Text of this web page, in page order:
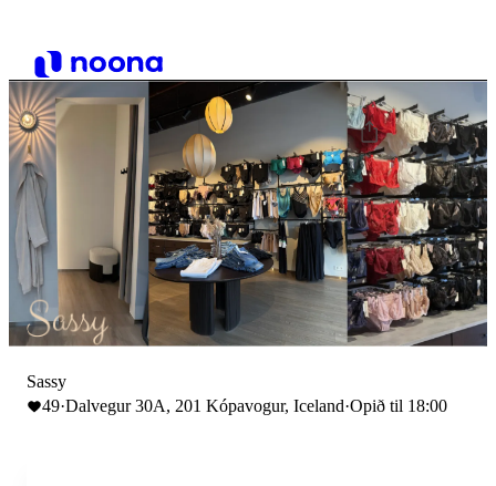
Sassy
49·Dalvegur 30A, 201 Kópavogur, Iceland·Opið til 18:00